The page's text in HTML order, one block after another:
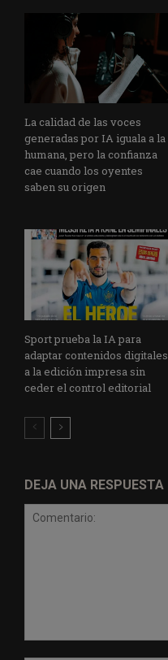
La calidad de las voces
generadas por IA iguala a la
humana, pero la confianza
cae cuando los oyentes
saben su origen
Sport prueba la IA para
adaptar contenidos digitales
a la edición impresa sin
ceder el control editorial
DEJA UNA RESPUESTA